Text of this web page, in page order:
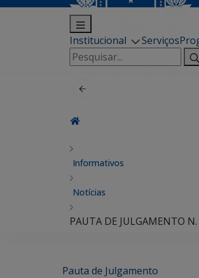
Institucional Serviços
Pesquisar
por:
Informativos
Notícias
PAUTA DE JULGAMENTO
Pauta de Julgamento